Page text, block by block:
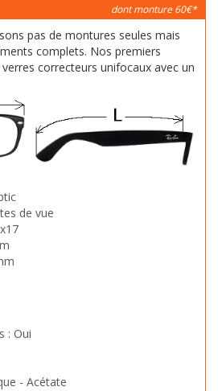
dont monture 60€*
pas de montures seules mais
complets. Nos premiers
correcteurs unifocaux avec un
de vue
: Oui
- Acétate